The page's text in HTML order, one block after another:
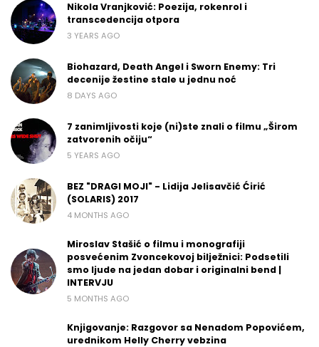
Nikola Vranjković: Poezija, rokenrol i
transcedencija otpora
3 YEARS AGO
Biohazard, Death Angel i Sworn Enemy: Tri
decenije žestine stale u jednu noć
8 DAYS AGO
7 zanimljivosti koje (ni)ste znali o filmu „Širom
zatvorenih očiju“
5 YEARS AGO
BEZ "DRAGI MOJI" - Lidija Jelisavčić Ćirić
(SOLARIS) 2017
4 MONTHS AGO
Miroslav Stašić o filmu i monografiji
posvećenim Zvoncekovoj bilježnici: Podsetili
smo ljude na jedan dobar i originalni bend |
INTERVJU
5 MONTHS AGO
Knjigovanje: Razgovor sa Nenadom Popovićem,
urednikom Helly Cherry vebzina